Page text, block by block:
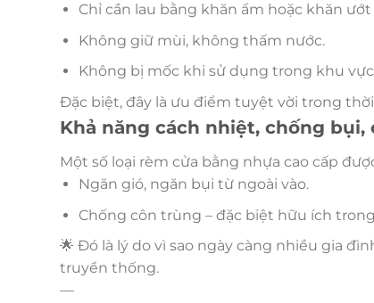
Chỉ cần lau bằng khăn ẩm hoặc khăn
Không giữ mùi, không thấm nước.
Không bị mốc khi sử dụng trong khu
Đặc biệt, đây là ưu điểm tuyệt vời trong
Khả năng cách nhiệt, chống
Một số loại rèm cửa bằng nhựa cao cấp
Ngăn gió, ngăn bụi từ ngoài vào.
Chống côn trùng – đặc biệt hữu ích
🌟 Đó là lý do vì sao ngày càng nhiều gia
truyền thống.
—